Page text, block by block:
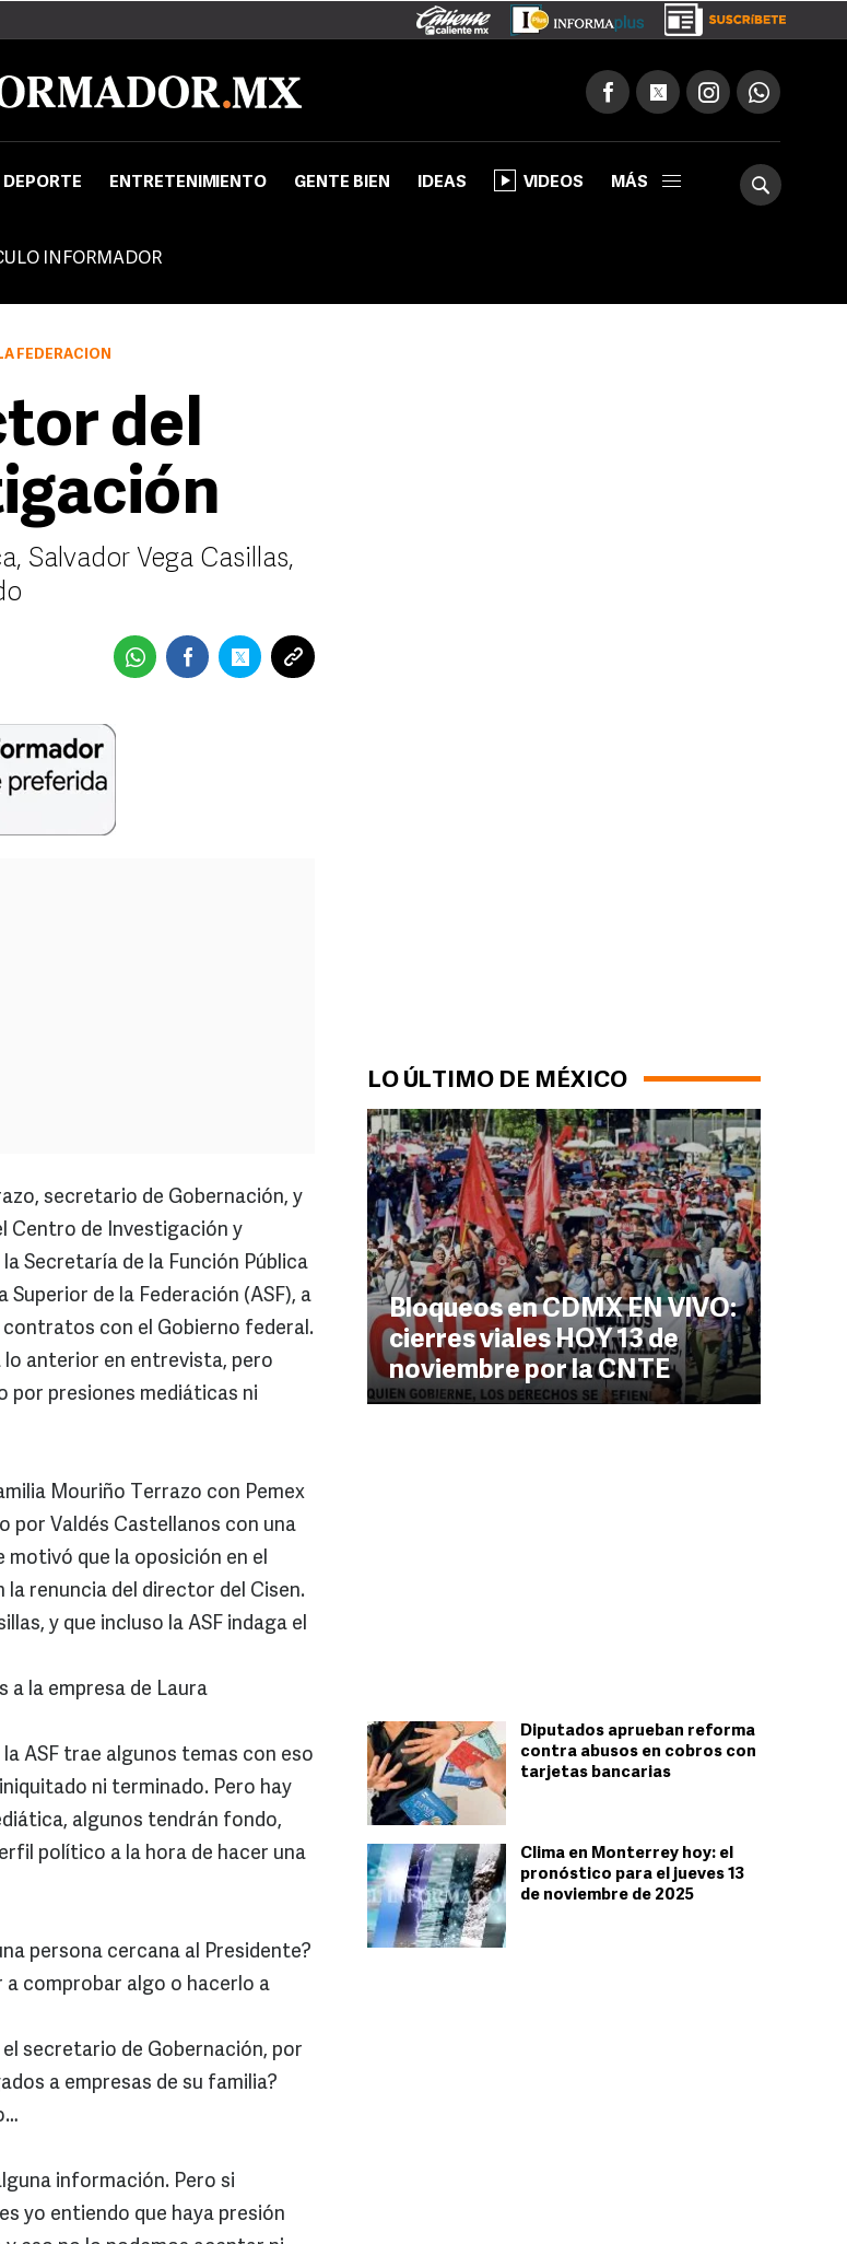
DEPORTE ENTRETENIMIENTO GENTE BIEN IDEAS VIDEOS MÁS
INFORMADOR
LO ÚLTIMO DE MÉXICO
Bloqueos en CDMX EN VIVO:
cierres viales HOY 13 de
noviembre por la CNTE
Diputados aprueban reforma
contra abusos en cobros con
tarjetas bancarias
Clima en Monterrey hoy: el
pronóstico para el jueves 13
de noviembre de 2025
FEDERACIÓN
del
Salvador Vega Casillas,
secretario de Gobernación, y
Centro de Investigación y
Secretaría de la Función Pública
de la Federación (ASF), a
con el Gobierno federal.
lo anterior en entrevista, pero
por presiones mediáticas ni
Mouriño Terrazo con Pemex
por Valdés Castellanos con una
motivó que la oposición en el
renuncia del director del Cisen.
y que incluso la ASF indaga el
la empresa de Laura
ASF trae algunos temas con eso
ni terminado. Pero hay
algunos tendrán fondo,
político a la hora de hacer una
persona cercana al Presidente?
comprobar algo o hacerlo a
secretario de Gobernación, por
a empresas de su familia?
información. Pero si
yo entiendo que haya presión